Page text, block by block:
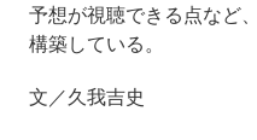
予想が視聴できる点など
構築している。
文／久我吉史